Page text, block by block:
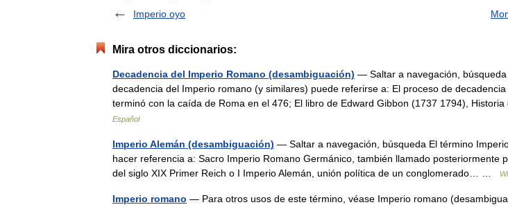
Imperio oyo
Mira otros diccionarios:
Decadencia del Imperio Romano (desambiguación) — Saltar a navegación,
decadencia del Imperio romano (y similares) puede referirse a: El proceso de
terminó con la caída de Roma en el 476; El libro de Edward Gibbon (1737 1794),
Español
Imperio Alemán (desambiguación) — Saltar a navegación, búsqueda El término
hacer referencia a: Sacro Imperio Romano Germánico, también llamado posteriormente
del siglo XIX Primer Reich o I Imperio Alemán, unión política de un conglomerado… …
Imperio romano — Para otros usos de este término, véase Imperio romano